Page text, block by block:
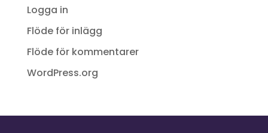
Logga in
Flöde för inlägg
Flöde för kommentarer
WordPress.org